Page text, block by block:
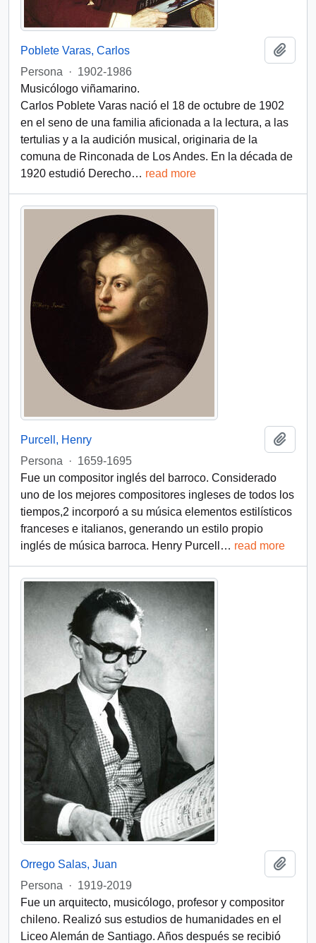
Poblete Varas, Carlos
Persona
· 1902-1986
Musicólogo viñamarino.
Carlos Poblete Varas nació el 18 de octubre de 1902
en el seno de una familia aficionada a la lectura, a las
tertulias y a la audición musical, originaria de la
comuna de Rinconada de Los Andes. En la década de
1920 estudió Derecho… read more
Purcell, Henry
Persona
· 1659-1695
Fue un compositor inglés del barroco. Considerado
uno de los mejores compositores ingleses de todos los
tiempos,2​ incorporó a su música elementos estilísticos
franceses e italianos, generando un estilo propio
inglés de música barroca. Henry Purcell … read more
Orrego Salas, Juan
Persona
· 1919-2019
Fue un arquitecto, musicólogo, profesor y compositor
chileno. Realizó sus estudios de humanidades en el
Liceo Alemán de Santiago. Años después se recibió